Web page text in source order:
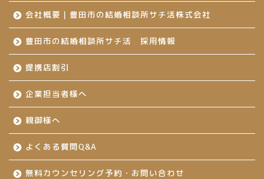
会社概要｜豊田市の結婚相談所サチ活株式会社
豊田市の結婚相談所サチ活 採用情報
提携店割引
企業担当者様へ
親御様へ
よくある質問Q&A
無料カウンセリング予約・お問い合わせ